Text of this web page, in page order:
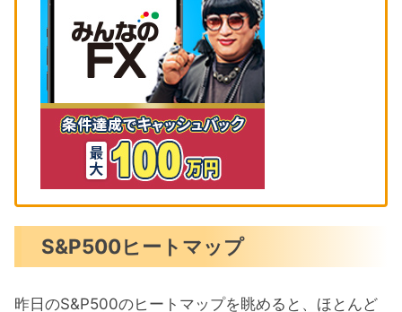
S&P500ヒートマップ
昨日のS&P500のヒートマップを眺めると、ほとんど